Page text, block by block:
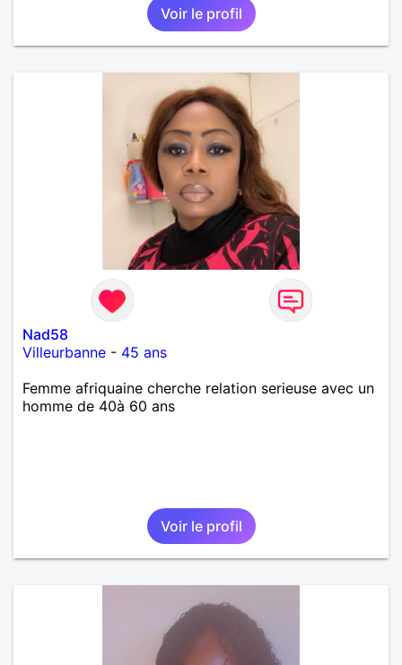
Voir le profil
Nad58
Villeurbanne - 45 ans
Femme afriquaine cherche relation serieuse avec un
homme de 40à 60 ans
Voir le profil